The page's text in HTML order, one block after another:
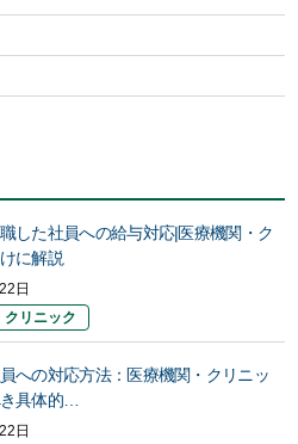
した社員への給与対応|医療機関・ク
に解説
日
クリニック
への対応方法：医療機関・クリニッ
具体的…
日